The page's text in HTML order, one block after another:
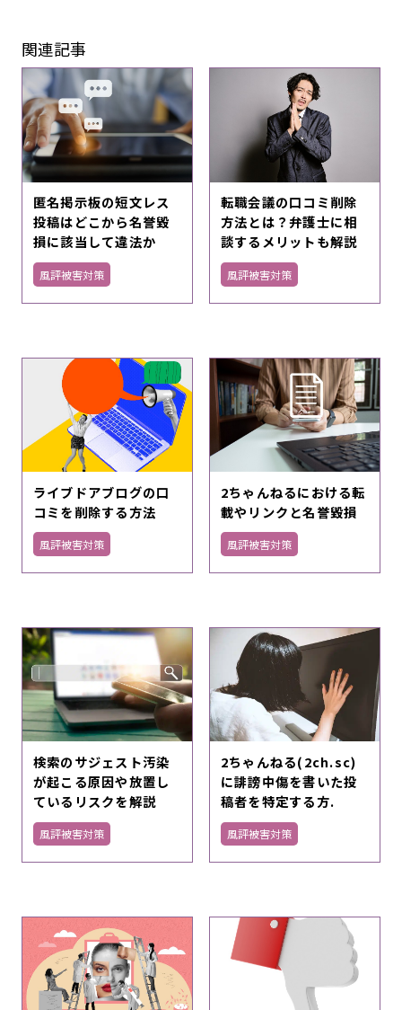
関連記事
匿名掲示板の短文レス
投稿はどこから名誉毀
損に該当して違法か
風評被害対策
転職会議の口コミ削除
方法とは？弁護士に相
談するメリットも解説
風評被害対策
ライブドアブログの口
コミを削除する方法
風評被害対策
2ちゃんねるにおける転
載やリンクと名誉毀損
風評被害対策
検索のサジェスト汚染
が起こる原因や放置し
ているリスクを解説
風評被害対策
2ちゃんねる(2ch.sc)
に誹謗中傷を書いた投
稿者を特定する方.
風評被害対策